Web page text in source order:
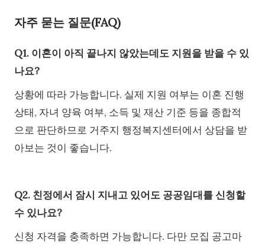
자주 묻는 질문(FAQ)
Q1. 이혼이 아직 끝나지 않았는데도 지원을 받을 수 있
나요?
상황에 따라 가능합니다. 실제 지원 여부는 이혼 진행
상태, 자녀 양육 여부, 소득 및 재산 기준 등을 종합적
으로 판단하므로 거주지 행정복지센터에서 상담을 받
아보는 것이 좋습니다.
Q2. 친정에서 잠시 지내고 있어도 공공임대를 신청할
수 있나요?
신청 자격을 충족하면 가능합니다. 다만 모집 공고마